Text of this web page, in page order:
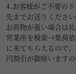
4.お客様がご不要の
先までお送りくださ
お荷物が重い場合は
営業所を検索→集荷
に来てもらえるので
円割引が御座います